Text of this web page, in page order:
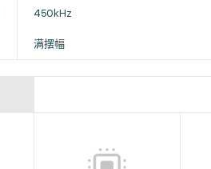
450kHz
满摆幅